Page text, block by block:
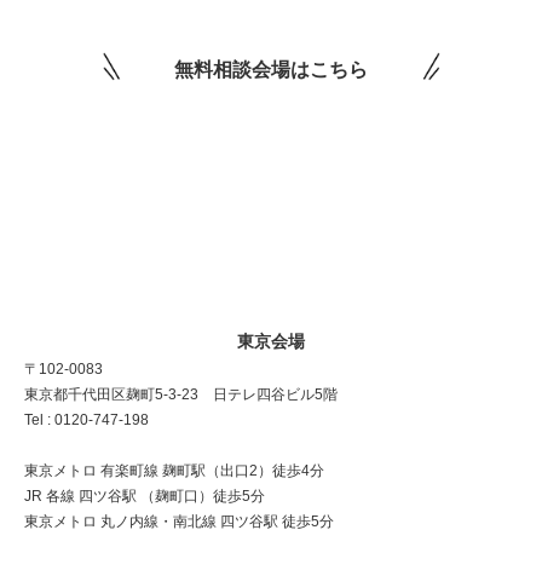
無料相談会場はこちら
東京会場
〒102-0083
東京都千代田区麹町5-3-23 日テレ四谷ビル5階
Tel : 0120-747-198
東京メトロ 有楽町線 麹町駅（出口2）徒歩4分
JR 各線 四ツ谷駅 （麹町口）徒歩5分
東京メトロ 丸ノ内線・南北線 四ツ谷駅 徒歩5分